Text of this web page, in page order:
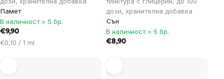
Памет
В наличност > 5 бр.
€9,90
Цена
€0,10 / 1 ml
дози, хранителна добавка
Сън
В наличност > 5 бр.
€8,90